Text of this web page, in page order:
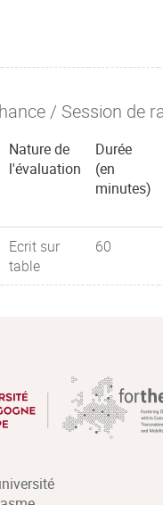
/ Session de
Nature de
l'évaluation
Durée
(en
minutes)
Ecrit sur
table
60